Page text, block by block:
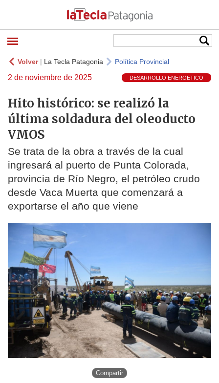
Volver| La Tecla Patagonia Política Provincial
2 de noviembre de 2025 DESARROLLO ENERGETICO
Hito histórico: se realizó la
última soldadura del oleoducto
VMOS
Se trata de la obra a través de la cual
ingresará al puerto de Punta Colorada,
provincia de Río Negro, el petróleo crudo
desde Vaca Muerta que comenzará a
exportarse el año que viene
Compartir